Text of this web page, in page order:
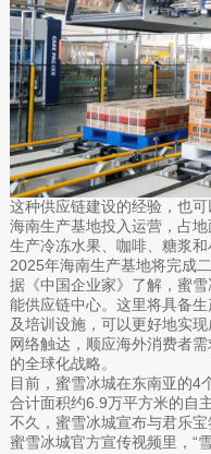
这种供应链建设的经验，也
海南生产基地投入运营，占
生产冷冻水果、咖啡、糖浆
2025年海南生产基地将完成
据《中国企业家》了解，蜜
能供应链中心。这里将具备
及培训设施，可以更好地实
网络触达，顺应海外消费者
的全球化战略。
目前，蜜雪冰城在东南亚的4
合计面积约6.9万平方米的自
不久，蜜雪冰城宣布与君乐
蜜雪冰城官方宣传视频里，“